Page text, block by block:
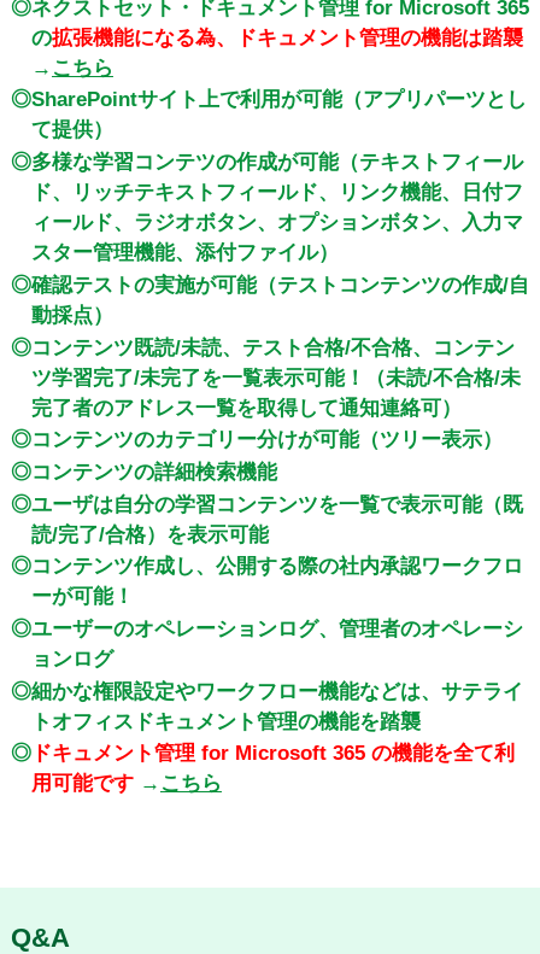
◎ネクストセット・ドキュメント管理 for Microsoft 365
の拡張機能になる為、ドキュメント管理の機能は踏襲
→ こちら
◎SharePointサイト上で利用が可能（アプリパーツとし
て提供）
◎多様な学習コンテツの作成が可能（テキストフィール
ド、リッチテキストフィールド、リンク機能、日付フ
ィールド、ラジオボタン、オプションボタン、入力マ
スター管理機能、添付ファイル）
◎確認テストの実施が可能（テストコンテンツの作成/自
動採点）
◎コンテンツ既読/未読、テスト合格/不合格、コンテン
ツ学習完了/未完了を一覧表示可能！（未読/不合格/未
完了者のアドレス一覧を取得して通知連絡可）
◎コンテンツのカテゴリー分けが可能（ツリー表示）
◎コンテンツの詳細検索機能
◎ユーザは自分の学習コンテンツを一覧で表示可能（既
読/完了/合格）を表示可能
◎コンテンツ作成し、公開する際の社内承認ワークフロ
ーが可能！
◎ユーザーのオペレーションログ、管理者のオペレーシ
ョンログ
◎細かな権限設定やワークフロー機能などは、サテライ
トオフィスドキュメント管理の機能を踏襲
◎ドキュメント管理 for Microsoft 365 の機能を全て利
用可能です→ こちら
Q&A